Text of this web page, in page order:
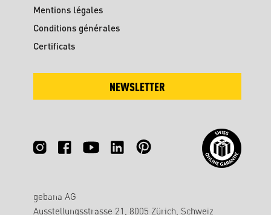
Mentions légales
Conditions générales
Certificats
NEWSLETTER
gebana AG
Ausstellungsstrasse 21, 8005 Zürich, Schweiz